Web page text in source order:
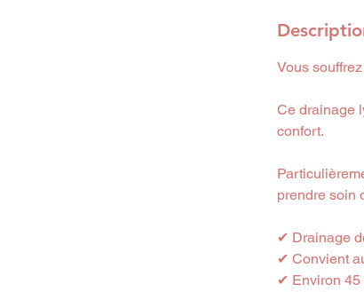
Vous
Ce drainage
confort.
prendre soin
✔ Drainage
✔ Convient
✔ Environ 45